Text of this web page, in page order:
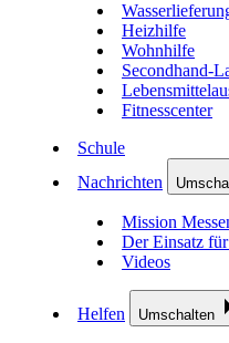
Heizhilfe
Wohnhilfe
Secondhand-
Fitnesscenter
Schule
Nachrichten
Mission
Der Einsatz
Videos
Helfen Umschalten